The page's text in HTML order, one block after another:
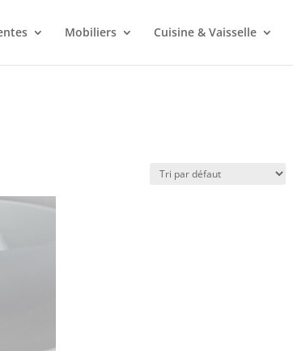
Mobiliers Cuisine & Vaisselle